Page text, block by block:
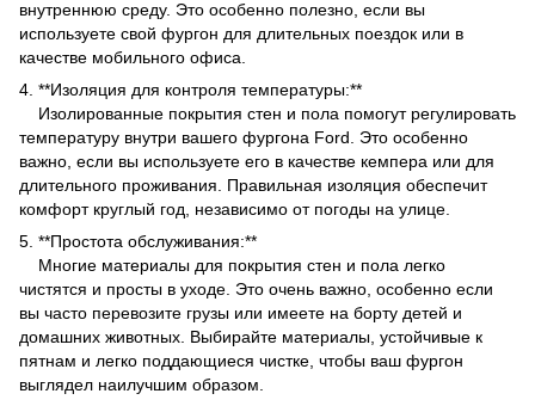
внутреннюю среду. Это особенно полезно, если вы
используете свой фургон для длительных поездок или в
качестве мобильного офиса.
4. **Изоляция для контроля температуры:**
Изолированные покрытия стен и пола помогут регулировать
температуру внутри вашего фургона Ford. Это особенно
важно, если вы используете его в качестве кемпера или для
длительного проживания. Правильная изоляция обеспечит
комфорт круглый год, независимо от погоды на улице.
5. **Простота обслуживания:**
Многие материалы для покрытия стен и пола легко
чистятся и просты в уходе. Это очень важно, особенно если
вы часто перевозите грузы или имеете на борту детей и
домашних животных. Выбирайте материалы, устойчивые к
пятнам и легко поддающиеся чистке, чтобы ваш фургон
выглядел наилучшим образом.